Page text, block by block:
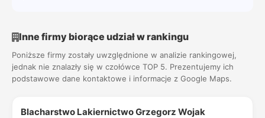
Inne firmy biorące udział w rankingu
Poniższe firmy zostały uwzględnione w analizie rankingowej,
jednak nie znalazły się w czołówce TOP 5. Prezentujemy ich
podstawowe dane kontaktowe i informacje z Google Maps.
Blacharstwo Lakiernictwo Grzegorz Wojak